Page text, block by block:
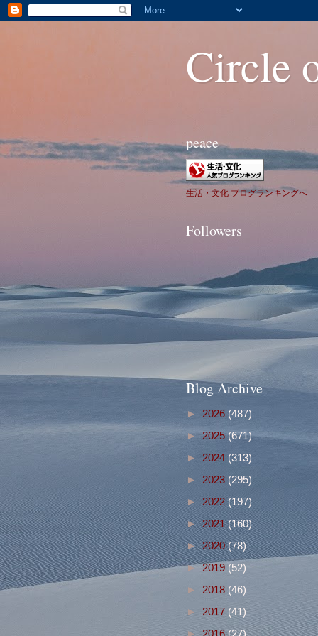
Circle
peace
生活・文化 ブログランキングへ
Followers
Blog Archive
► 2026 (487)
► 2025(671)
► 2024 (313)
► 2023 (295)
► 2022(197)
►2021(160)
►2020(78)
►2019 (52)
► 2018 (46)
► 2017 (41)
► 2016(27)